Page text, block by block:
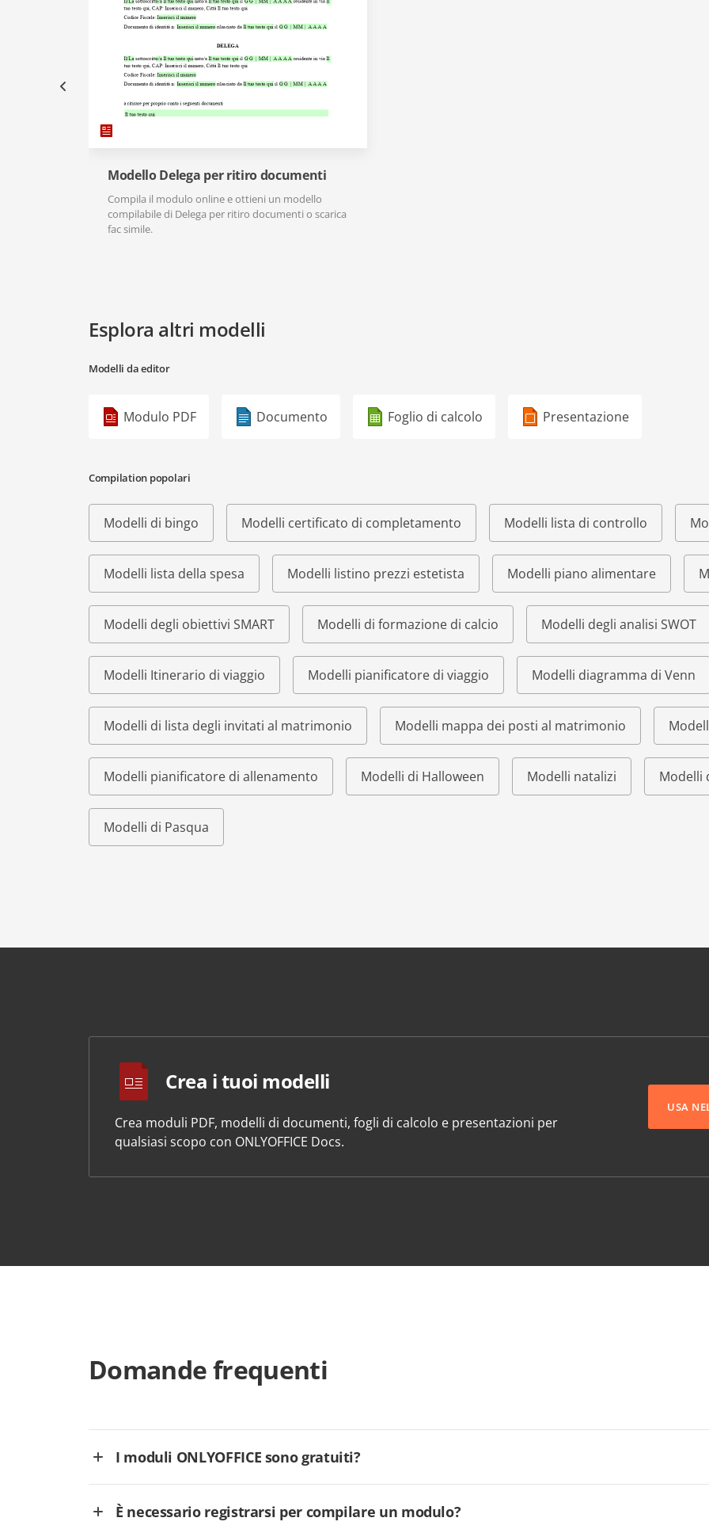
Modello Delega per ritiro documenti
Compila il modulo online e ottieni un modello
compilabile di Delega per ritiro documenti o scarica
fac simile.
Esplora altri modelli
Modelli da editor
Modulo PDF Documento Foglio di calcolo Presentazione
Compilation popolari
Modelli di bingo Modelli certificato di completamento Modelli lista di controllo
Modelli lista della spesa Modelli listino prezzi estetista Modelli piano alimentare
Modelli degli obiettivi SMART Modelli di formazione di calcio Modelli degli analisi SWOT
Modelli Itinerario di viaggio Modelli pianificatore di viaggio Modelli diagramma di Venn
Modelli di lista degli invitati al matrimonio Modelli mappa dei posti al matrimonio
Modelli pianificatore di allenamento Modelli di Halloween Modelli natalizi Modelli
Modelli di Pasqua
Crea i tuoi modelli
Crea moduli PDF, modelli di documenti, fogli di calcolo e presentazioni per
qualsiasi scopo con ONLYOFFICE Docs.
USA
Domande frequenti
I moduli ONLYOFFICE sono gratuiti?
È necessario registrarsi per compilare un modulo?